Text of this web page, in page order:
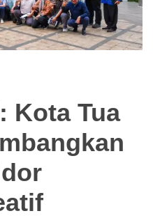
Kota Tua